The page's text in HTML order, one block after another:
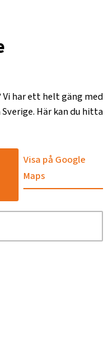
Vi har ett helt gäng med
Här kan du hitta
Visa på Google
Maps